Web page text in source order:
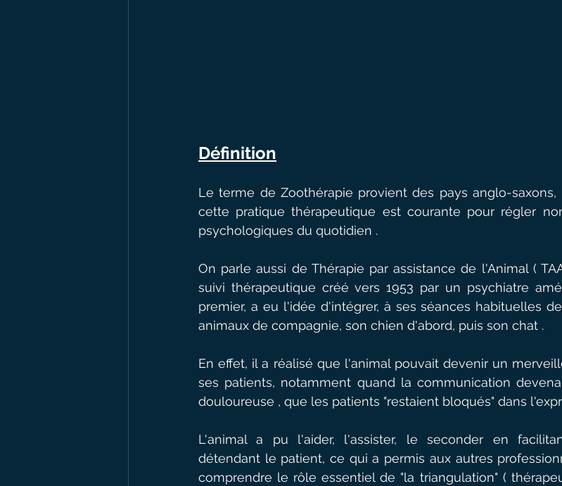
Définition
Le terme de Zoothérapie provient des pays anglo-
cette pratique thérapeutique est courante pour régler
psychologiques du quotidien .
On parle aussi de Thérapie par assistance de l'Animal (
suivi thérapeutique créé vers 1953 par un psychiatre
premier, a eu l'idée d'intégrer, à ses séances habituelles
animaux de compagnie, son chien d'abord, puis son chat .
En effet, il a réalisé que l'animal pouvait devenir un
ses patients, notamment quand la communication
douloureuse , que les patients "restaient bloqués" dans
L'animal a pu l'aider, l'assister, le seconder en
détendant le patient, ce qui a permis aux autres
comprendre le rôle essentiel de "la triangulation" (